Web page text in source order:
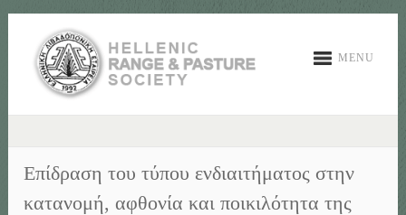
MENU
Επίδραση του τύπου ενδιαιτήματος στην
κατανομή, αφθονία και ποικιλότητα της